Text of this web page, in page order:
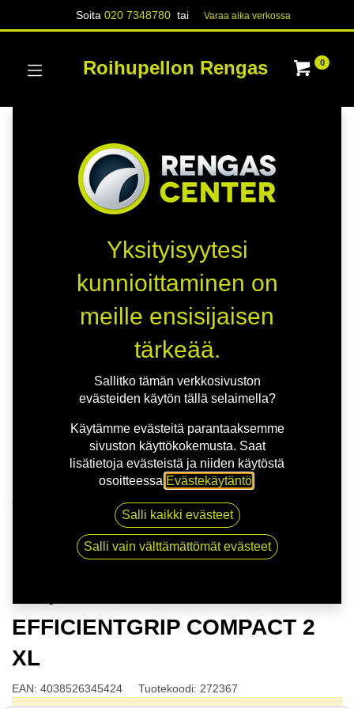
Soita020 7348780 tai Varaa aika verk​​​​ossa
Roihupellon Rengas 0
175/65R14 86T GOODYEAR EFFICIENTGRIP
COMPACT 2 XL
EFFICIENTGRIP COMPACT 2
XL
EAN: 4038526345424 Tuotekoodi: 272367
Yksityisyytesi
kunnioittaminen on
meille ensisijaisen
tärkeää.
Sallitko tämän verkkosivuston
evästeiden käytön tällä selaimella?
Käytämme evästeitä parantaaksemme
sivuston käyttökokemusta. Saat
lisätietoja evästeistä ja niiden käytöstä
osoitteessa Evästekäytäntö
Salli kaikki evästeet
Salli vain välttämättömät evästeet